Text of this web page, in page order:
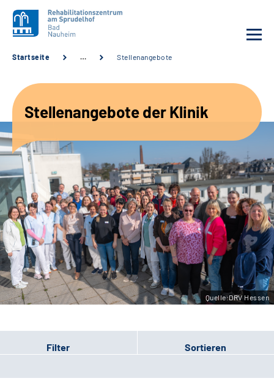
Unsere Angebote
Service
Karriere
Sozialdienste & Zuweisende
Suche
Leichte Sprache
Startseite … Stellenangebote
Stellenangebote der Klinik
Quelle:DRV Hessen
Filter Sortieren